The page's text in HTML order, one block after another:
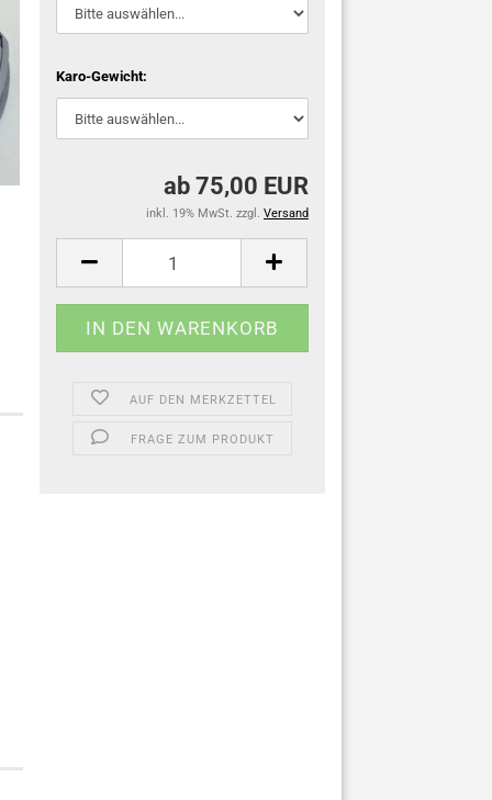
Karo-Gewicht:
ab 75,00 EUR
inkl. 19% MwSt. zzgl. Versand
AUF DEN MERKZETTEL
FRAGE ZUM PRODUKT